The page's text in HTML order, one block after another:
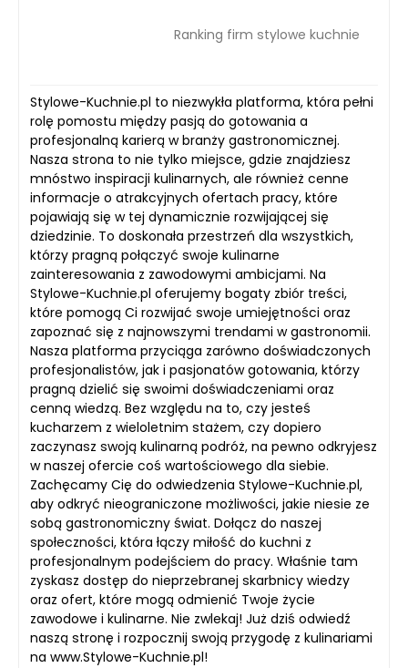
Ranking firm stylowe kuchnie
Stylowe-Kuchnie.pl to niezwykła platforma, która pełni
rolę pomostu między pasją do gotowania a
profesjonalną karierą w branży gastronomicznej.
Nasza strona to nie tylko miejsce, gdzie znajdziesz
mnóstwo inspiracji kulinarnych, ale również cenne
informacje o atrakcyjnych ofertach pracy, które
pojawiają się w tej dynamicznie rozwijającej się
dziedzinie. To doskonała przestrzeń dla wszystkich,
którzy pragną połączyć swoje kulinarne
zainteresowania z zawodowymi ambicjami. Na
Stylowe-Kuchnie.pl oferujemy bogaty zbiór treści,
które pomogą Ci rozwijać swoje umiejętności oraz
zapoznać się z najnowszymi trendami w gastronomii.
Nasza platforma przyciąga zarówno doświadczonych
profesjonalistów, jak i pasjonatów gotowania, którzy
pragną dzielić się swoimi doświadczeniami oraz
cenną wiedzą. Bez względu na to, czy jesteś
kucharzem z wieloletnim stażem, czy dopiero
zaczynasz swoją kulinarną podróż, na pewno odkryjesz
w naszej ofercie coś wartościowego dla siebie.
Zachęcamy Cię do odwiedzenia Stylowe-Kuchnie.pl,
aby odkryć nieograniczone możliwości, jakie niesie ze
sobą gastronomiczny świat. Dołącz do naszej
społeczności, która łączy miłość do kuchni z
profesjonalnym podejściem do pracy. Właśnie tam
zyskasz dostęp do nieprzebranej skarbnicy wiedzy
oraz ofert, które mogą odmienić Twoje życie
zawodowe i kulinarne. Nie zwlekaj! Już dziś odwiedź
naszą stronę i rozpocznij swoją przygodę z kulinariami
na www.Stylowe-Kuchnie.pl!